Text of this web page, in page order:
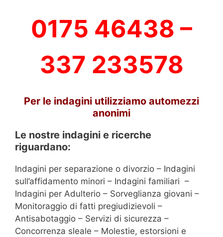
0175 46438 –
337 233578
Per le indagini utilizziamo automezzi
anonimi
Le nostre indagini e ricerche
riguardano:
Indagini per separazione o divorzio – Indagini
sull’affidamento minori – Indagini familiari –
Indagini per Adulterio – Sorveglianza giovani –
Monitoraggio di fatti pregiudizievoli –
Antisabotaggio – Servizi di sicurezza –
Concorrenza sleale – Molestie, estorsioni e